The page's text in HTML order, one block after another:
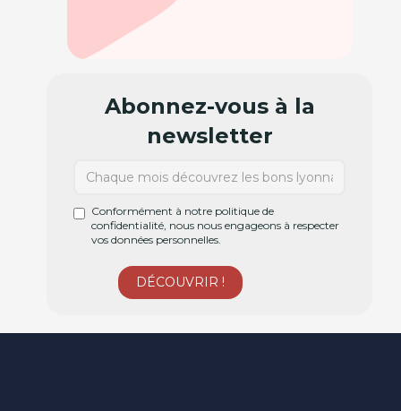
Abonnez-vous à la
newsletter
Conformément à notre politique de
confidentialité, nous nous engageons à respecter
vos données personnelles.